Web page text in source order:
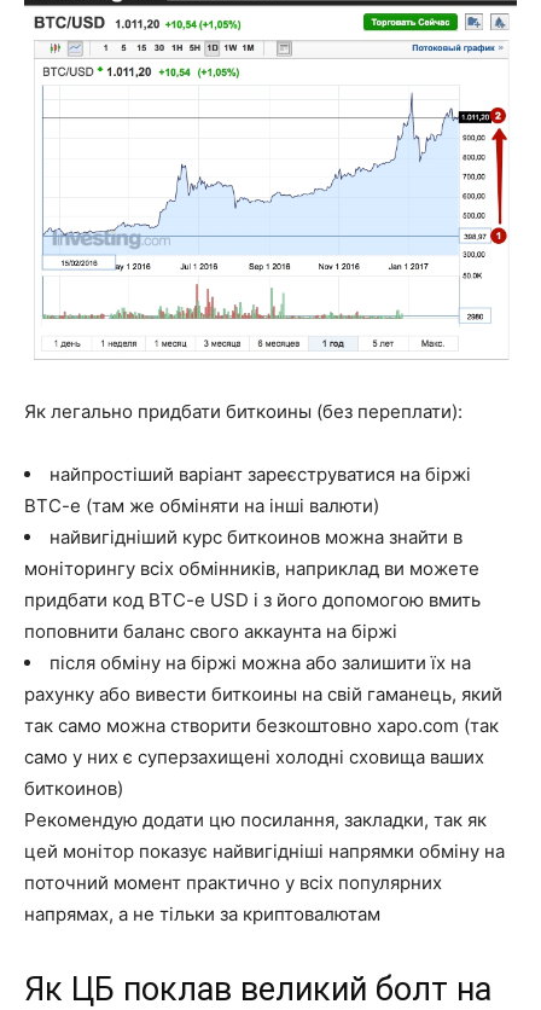
Як легально придбати биткоины (без переплати):
найпростіший варіант зареєструватися на біржі
BTC-e (там же обміняти на інші валюти)
найвигідніший курс биткоинов можна знайти в
моніторингу всіх обмінників, наприклад ви можете
придбати код BTC-e USD і з його допомогою вмить
поповнити баланс свого аккаунта на біржі
після обміну на біржі можна або залишити їх на
рахунку або вивести биткоины на свій гаманець, який
так само можна створити безкоштовно xapo.com (так
само у них є суперзахищені холодні сховища ваших
биткоинов)
Рекомендую додати цю посилання, закладки, так як
цей монітор показує найвигідніші напрямки обміну на
поточний момент практично у всіх популярних
напрямах, а не тільки за криптовалютам
Як ЦБ поклав великий болт на